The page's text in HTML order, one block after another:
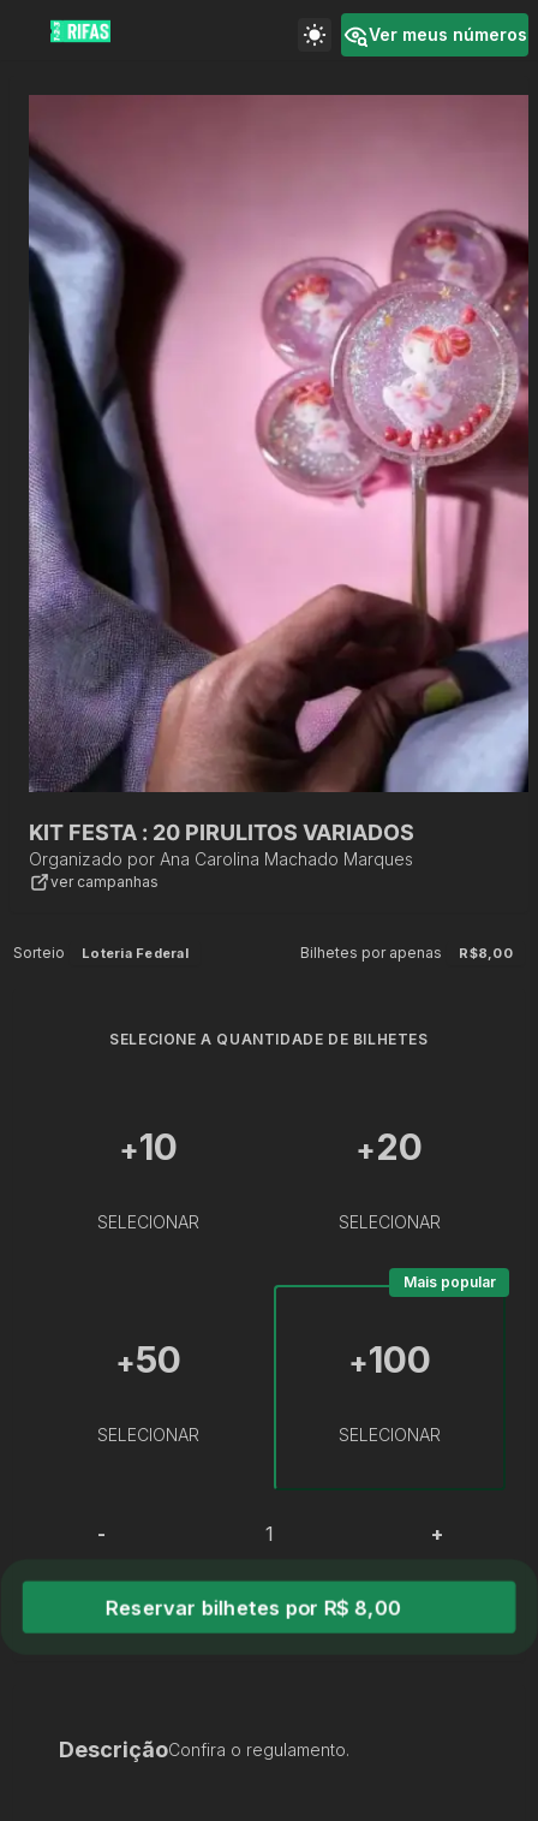
Ver meus números
KIT FESTA : 20 PIRULITOS VARIADOS
Organizado por Ana Carolina Machado Marques
ver campanhas
Sorteio Loteria Federal Bilhetes por apenas R$8,00
SELECIONE A QUANTIDADE DE BILHETES
+10
SELECIONAR
+20
SELECIONAR
+50
SELECIONAR
+100
SELECIONAR
Mais popular
- +
Reservar bilhetes por R$ 8,00
DescriçãoConfira o regulamento.